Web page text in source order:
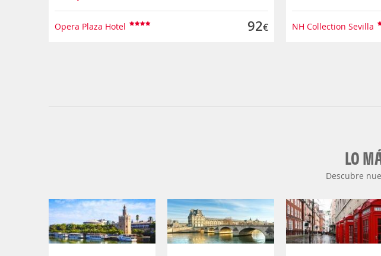
Opera Plaza Hotel 92€ NH Collection Sevilla
LO
Descubre